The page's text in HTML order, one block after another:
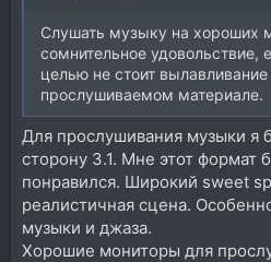
Слушать музыку на хороших
сомнительное удовольствие,
целью не стоит вылавливание
прослушиваемом материале.
Для прослушивания музыки я
сторону 3.1. Мне этот формат
понравился. Широкий sweet
реалистичная сцена.
музыки и джаза.
Хорошие мониторы для